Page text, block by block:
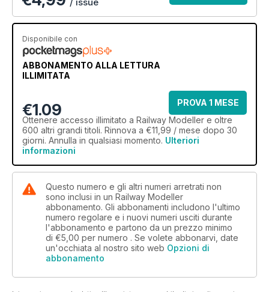
Disponibile con
ABBONAMENTO ALLA LETTURA
ILLIMITATA
€1.09
PROVA 1 MESE
Ottenere accesso illimitato a Railway Modeller e oltre
600 altri grandi titoli. Rinnova a €11,99 / mese dopo 30
giorni. Annulla in qualsiasi momento. Ulteriori
informazioni
Questo numero e gli altri numeri arretrati non
sono inclusi in un Railway Modeller
abbonamento. Gli abbonamenti includono l'ultimo
numero regolare e i nuovi numeri usciti durante
l'abbonamento e partono da un prezzo minimo
di €5,00 per numero . Se volete abbonarvi, date
un'occhiata al nostro sito web Opzioni di
abbonamento